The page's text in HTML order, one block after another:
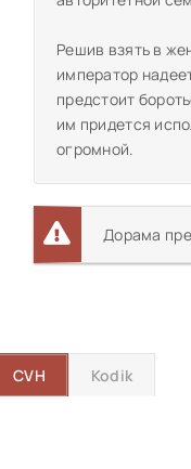
Решив взять в
император
предстоит
им придется
огромной.
Дорама
CVH Kodik